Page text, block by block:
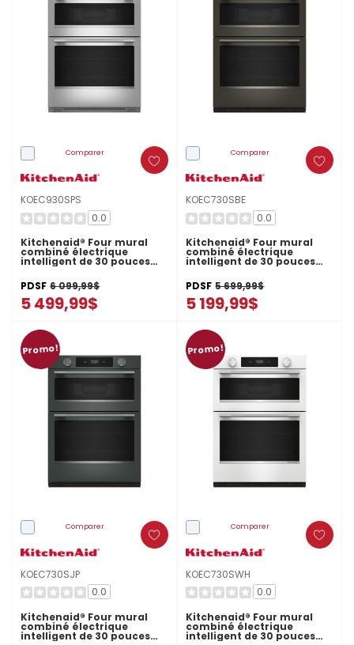
Comparer
KOEC930SPS
0.0
Kitchenaid® Four mural
combiné électrique
intelligent de 30 pouces
avec caméra de cuisson
intelligente - Fini
PrintShield™ KOEC930SPS
PDSF 6 099,99$
5 499,99$
Comparer
KOEC730SBE
0.0
Kitchenaid® Four mural
combiné électrique
intelligent de 30 pouces
avec modes de cuisson
assistée - Minerai noir
KOEC730SBE
PDSF 5 699,99$
5 199,99$
Promo!
Comparer
KOEC730SJP
0.0
Kitchenaid® Four mural
combiné électrique
intelligent de 30 pouces
Promo!
Comparer
KOEC730SWH
0.0
Kitchenaid® Four mural
combiné électrique
intelligent de 30 pouces